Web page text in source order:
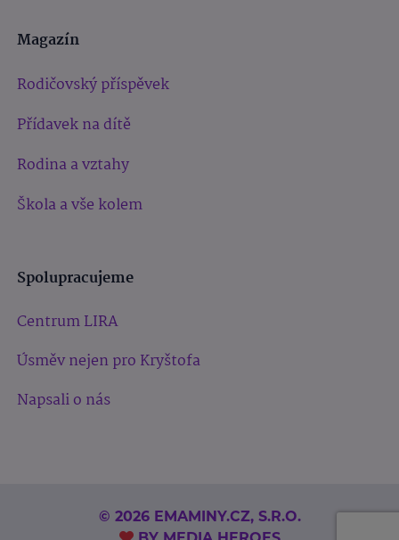
Magazín
Rodičovský příspěvek
Přídavek na dítě
Rodina a vztahy
Škola a vše kolem
Spolupracujeme
Centrum LIRA
Úsměv nejen pro Kryštofa
Napsali o nás
© 2026 EMAMINY.CZ, S.R.O.